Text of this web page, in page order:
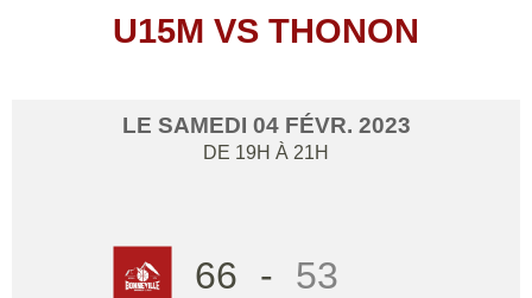
U15M VS THONON
LE SAMEDI 04 FÉVR. 2023
DE 19H À 21H
66 - 53